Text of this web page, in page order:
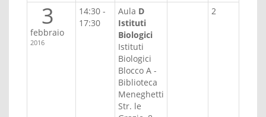
3
febbraio
2016
14:30 -
17:30
Aula D
Istituti
Biologici
Istituti
Biologici
Blocco A -
Biblioteca
Meneghetti
Str. le
2